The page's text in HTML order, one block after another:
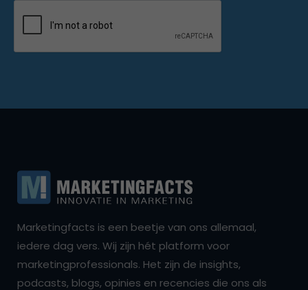
Marketingfacts is een beetje van ons allemaal,
iedere dag vers. Wij zijn hét platform voor
marketingprofessionals. Het zijn de insights,
podcasts, blogs, opinies en recencies die ons als